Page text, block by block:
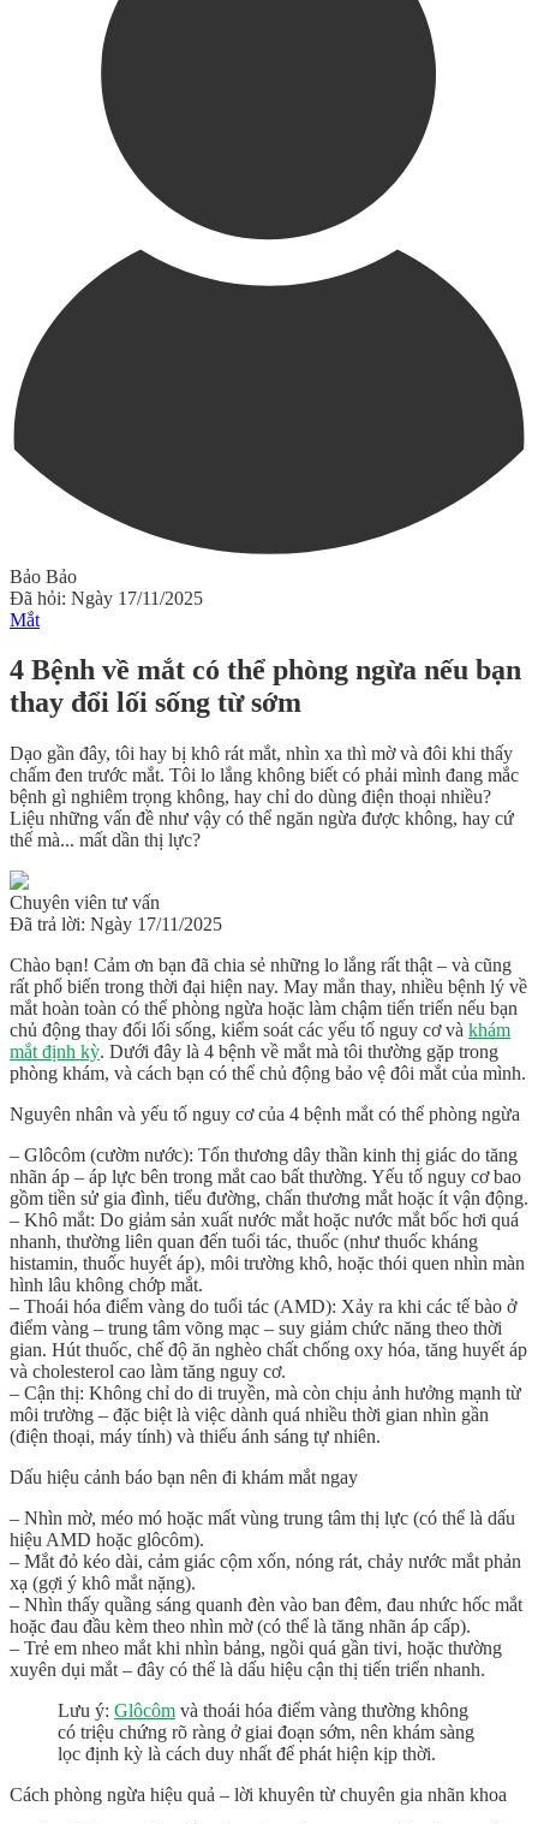
Bảo Bảo
Đã hỏi: Ngày 17/11/2025
Mắt
4 Bệnh về mắt có thể phòng ngừa nếu bạn
thay đổi lối sống từ sớm
Dạo gần đây, tôi hay bị khô rát mắt, nhìn xa thì mờ và đôi khi thấy
chấm đen trước mắt. Tôi lo lắng không biết có phải mình đang mắc
bệnh gì nghiêm trọng không, hay chỉ do dùng điện thoại nhiều?
Liệu những vấn đề như vậy có thể ngăn ngừa được không, hay cứ
thế mà... mất dần thị lực?
Chuyên viên tư vấn
Đã trả lời: Ngày 17/11/2025
Chào bạn! Cảm ơn bạn đã chia sẻ những lo lắng rất thật – và cũng
rất phổ biến trong thời đại hiện nay. May mắn thay, nhiều bệnh lý về
mắt hoàn toàn có thể phòng ngừa hoặc làm chậm tiến triển nếu bạn
chủ động thay đổi lối sống, kiểm soát các yếu tố nguy cơ và khám
mắt định kỳ. Dưới đây là 4 bệnh về mắt mà tôi thường gặp trong
phòng khám, và cách bạn có thể chủ động bảo vệ đôi mắt của mình.
Nguyên nhân và yếu tố nguy cơ của 4 bệnh mắt có thể phòng ngừa
– Glôcôm (cườm nước): Tổn thương dây thần kinh thị giác do tăng
nhãn áp – áp lực bên trong mắt cao bất thường. Yếu tố nguy cơ bao
gồm tiền sử gia đình, tiểu đường, chấn thương mắt hoặc ít vận động.
– Khô mắt: Do giảm sản xuất nước mắt hoặc nước mắt bốc hơi quá
nhanh, thường liên quan đến tuổi tác, thuốc (như thuốc kháng
histamin, thuốc huyết áp), môi trường khô, hoặc thói quen nhìn màn
hình lâu không chớp mắt.
– Thoái hóa điểm vàng do tuổi tác (AMD): Xảy ra khi các tế bào ở
điểm vàng – trung tâm võng mạc – suy giảm chức năng theo thời
gian. Hút thuốc, chế độ ăn nghèo chất chống oxy hóa, tăng huyết áp
và cholesterol cao làm tăng nguy cơ.
– Cận thị: Không chỉ do di truyền, mà còn chịu ảnh hưởng mạnh từ
môi trường – đặc biệt là việc dành quá nhiều thời gian nhìn gần
(điện thoại, máy tính) và thiếu ánh sáng tự nhiên.
Dấu hiệu cảnh báo bạn nên đi khám mắt ngay
– Nhìn mờ, méo mó hoặc mất vùng trung tâm thị lực (có thể là dấu
hiệu AMD hoặc glôcôm).
– Mắt đỏ kéo dài, cảm giác cộm xốn, nóng rát, chảy nước mắt phản
xạ (gợi ý khô mắt nặng).
– Nhìn thấy quầng sáng quanh đèn vào ban đêm, đau nhức hốc mắt
hoặc đau đầu kèm theo nhìn mờ (có thể là tăng nhãn áp cấp).
– Trẻ em nheo mắt khi nhìn bảng, ngồi quá gần tivi, hoặc thường
xuyên dụi mắt – đây có thể là dấu hiệu cận thị tiến triển nhanh.
Lưu ý: Glôcôm và thoái hóa điểm vàng thường không
có triệu chứng rõ ràng ở giai đoạn sớm, nên khám sàng
lọc định kỳ là cách duy nhất để phát hiện kịp thời.
Cách phòng ngừa hiệu quả – lời khuyên từ chuyên gia nhãn khoa